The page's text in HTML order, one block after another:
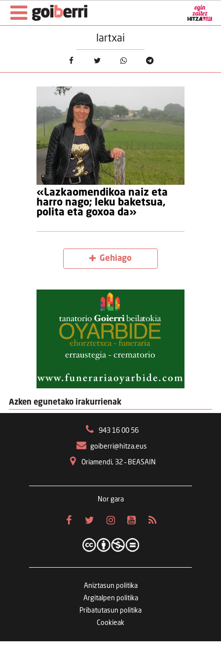
lartxai
«Lazkaomendikoa naiz eta
harro nago; leku baketsua,
polita eta goxoa da»
Gehiago
Azken egunetako irakurrienak
943 16 00 56
goiberri@hitza.eus
Oriamendi, 32 – BEASAIN
Nor gara
Aniztasun politika
Argitalpen politika
Pribatutasun politika
Cookieak